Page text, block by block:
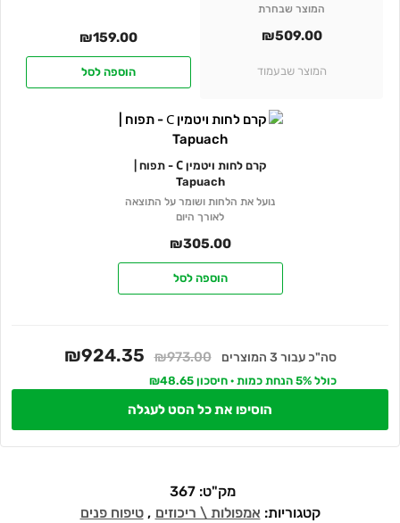
המוצר שבחרת
₪509.00
המוצר שבעמוד
₪159.00
הוספה לסל
קרם לחות ויטמין С - תפוח |
Tapuach
נועל את הלחות ושומר על התוצאה
לאורך היום
₪305.00
הוספה לסל
סה"כ עבור 3 המוצרים ₪973.00
₪924.35
כולל 5% הנחת כמות · חיסכון ₪48.65
הוסיפו את כל הסט לעגלה
מק"ט:367
קטגוריות: אמפולות \ ריכוזים ,טיפוח פנים